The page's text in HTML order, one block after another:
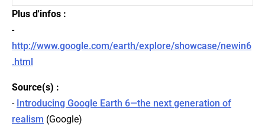
Plus d'infos :
-
http://www.google.com/earth/explore/showcase/newin6
.html
Source(s) :
- Introducing Google Earth 6—the next generation of
realism (Google)